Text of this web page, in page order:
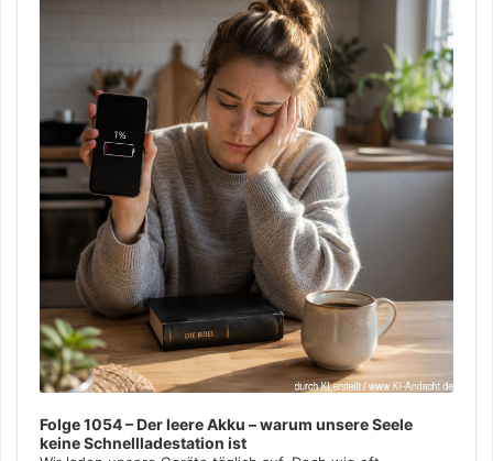
Folge 1054 – Der leere Akku – warum unsere Seele
keine Schnellladestation ist